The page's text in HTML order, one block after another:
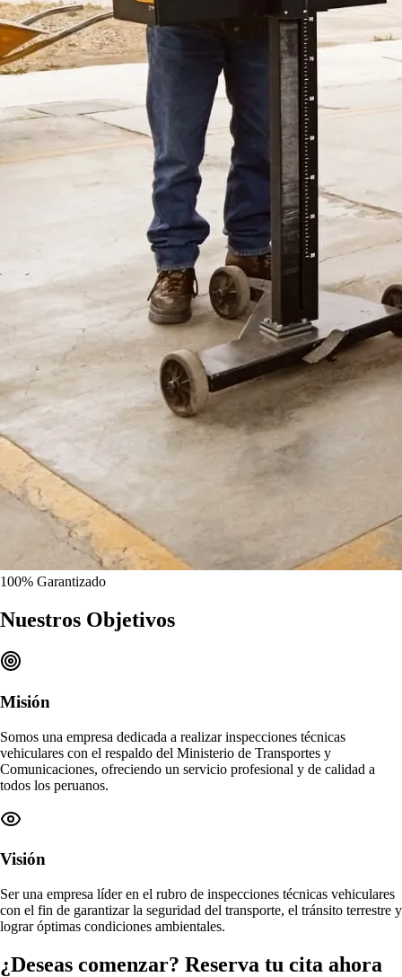
100% Garantizado
Nuestros Objetivos
Misión
Somos una empresa dedicada a realizarinspecciones técnicas
vehiculares con el respaldo del Ministerio de Transportes y
Comunicaciones, ofreciendo un servicio profesional y de calidad a
todos los peruanos.
Visión
Ser una empresa líder en el rubro de inspecciones técnicas vehiculares
con el fin de garantizar la seguridad del transporte, el tránsito terrestre y
lograróptimas condiciones ambientales.
¿Deseas comenzar? Reserva tu cita ahora